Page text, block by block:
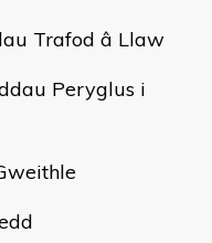
Trafod â Llaw
Peryglus i